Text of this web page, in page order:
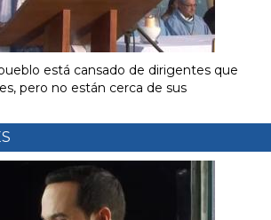
está cansado de dirigentes que
pero no están cerca de sus